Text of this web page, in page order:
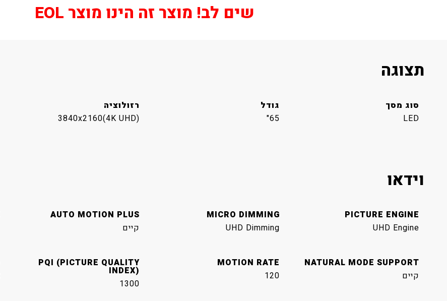
שים לב! מוצר זה הינו מוצר EOL
תצוגה
סוג מסך
LED
גודל
65"
רזולוציה
3840x2160(4K UHD)
וידאו
PICTURE ENGINE
UHD Engine
MICRO DIMMING
UHD Dimming
AUTO MOTION PLUS
קיים
NATURAL MODE SUPPORT
קיים
MOTION RATE
120
PQI (PICTURE QUALITY
INDEX)
1300